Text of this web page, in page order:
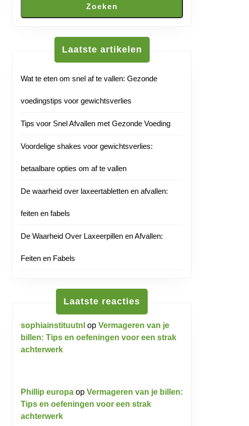
Zoeken
Laatste artikelen
Wat te eten om snel af te vallen: Gezonde
voedingstips voor gewichtsverlies
Tips voor Snel Afvallen met Gezonde Voeding
Voordelige shakes voor gewichtsverlies:
betaalbare opties om af te vallen
De waarheid over laxeertabletten en afvallen:
feiten en fabels
De Waarheid Over Laxeerpillen en Afvallen:
Feiten en Fabels
Laatste reacties
sophiainstituutnl op Vermageren van je
billen: Tips en oefeningen voor een strak
achterwerk
Phillip europa op Vermageren van je billen:
Tips en oefeningen voor een strak
achterwerk